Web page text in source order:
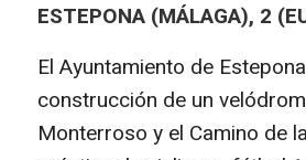
ESTEPONA (MÁLAGA), 2
El Ayuntamiento de
construcción de un
Monterroso y el Camino de